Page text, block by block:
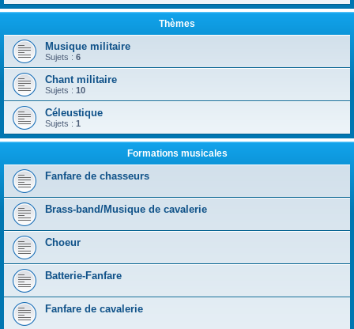
Thèmes
Musique militaire
Sujets : 6
Chant militaire
Sujets : 10
Céleustique
Sujets : 1
Formations musicales
Fanfare de chasseurs
Brass-band/Musique de cavalerie
Choeur
Batterie-Fanfare
Fanfare de cavalerie